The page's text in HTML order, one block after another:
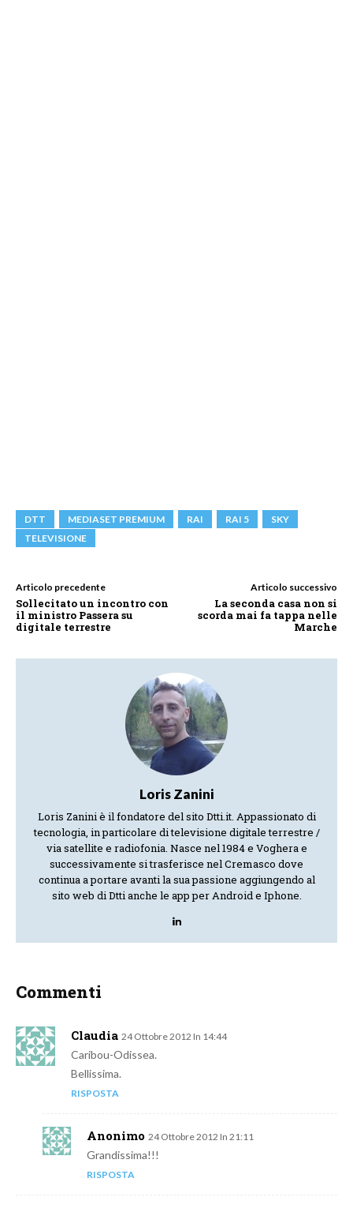
DTT MEDIASET PREMIUM RAI RAI 5
SKY
TELEVISIONE
Articolo precedente
Sollecitato un incontro con
il ministro Passera su
digitale terrestre
Articolo successivo
La seconda casa non si
scorda mai fa tappa nelle
Marche
Loris Zanini
Loris Zanini è il fondatore del sito Dtti.it. Appassionato di
tecnologia, in particolare di televisione digitale terrestre /
via satellite e radiofonia. Nasce nel 1984 e Voghera e
successivamente si trasferisce nel Cremasco dove
continua a portare avanti la sua passione aggiungendo al
sito web di Dtti anche le app per Android e Iphone.
Commenti
Claudia 24 Ottobre 2012 In 14:44
Caribou-Odissea.
Bellissima.
RISPOSTA
Anonimo 24 Ottobre 2012 In 21:11
Grandissima!!!
RISPOSTA